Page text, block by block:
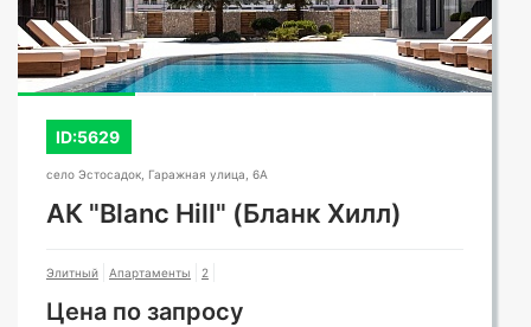
ID:5629
село Эстосадок, Гаражная улица, 6А
АК "Blanc Hill" (Бланк Хилл)
Элитный Апартаменты 2
Цена по запросу